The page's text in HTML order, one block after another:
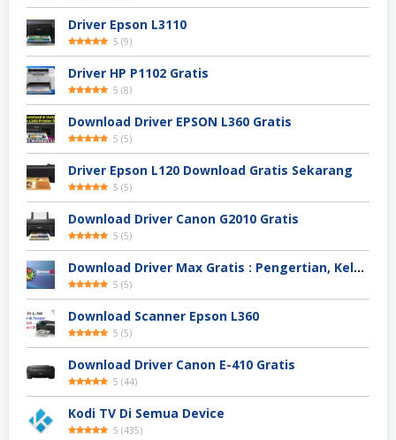
Driver Epson L3110
5 (9)
Driver HP P1102 Gratis
5 (8)
Download Driver EPSON L360 Gratis
5 (5)
Driver Epson L120 Download Gratis Sekarang
5 (5)
Download Driver Canon G2010 Gratis
5 (5)
Download Driver Max Gratis : Pengertian, Kelebihan, Fitur
5 (5)
Download Scanner Epson L360
5 (5)
Download Driver Canon E-410 Gratis
5 (44)
Kodi TV Di Semua Device
5 (435)